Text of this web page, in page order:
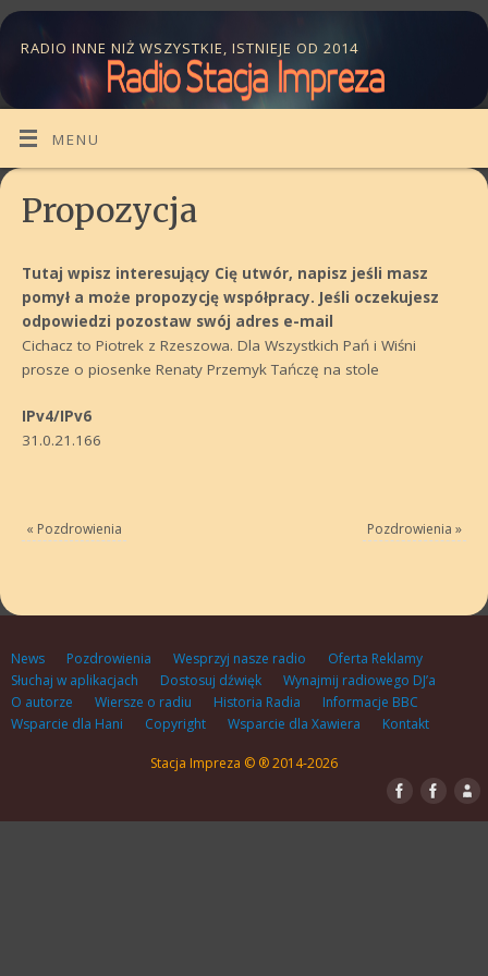
RADIO INNE NIŻ WSZYSTKIE, ISTNIEJE OD 2014
MENU
Propozycja
Tutaj wpisz interesujący Cię utwór, napisz jeśli masz
pomył a może propozycję współpracy. Jeśli oczekujesz
odpowiedzi pozostaw swój adres e-mail
Cichacz to Piotrek z Rzeszowa. Dla Wszystkich Pań i Wiśni
prosze o piosenke Renaty Przemyk Tańczę na stole
IPv4/IPv6
31.0.21.166
« Pozdrowienia Pozdrowienia »
News Pozdrowienia Wesprzyj nasze radio
Oferta Reklamy
Słuchaj w aplikacjach
Dostosuj dźwięk
Wynajmij radiowego DJ’a
O autorze
Wiersze o radiu Historia Radia
Informacje BBC
Wsparcie dla Hani
Copyright Wsparcie dla Xawiera Kontakt
Stacja Impreza © ® 2014-2026